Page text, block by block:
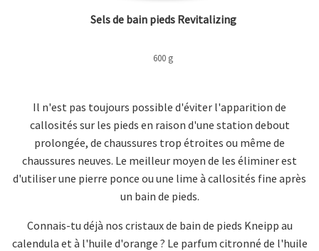
Sels de bain pieds Revitalizing
600 g
Il n'est pas toujours possible d'éviter l'apparition de
callosités sur les pieds en raison d'une station debout
prolongée, de chaussures trop étroites ou même de
chaussures neuves. Le meilleur moyen de les éliminer est
d'utiliser une pierre ponce ou une lime à callosités fine après
un bain de pieds.
Connais-tu déjà nos cristaux de bain de pieds Kneipp au
calendula et à l'huile d'orange ? Le parfum citronné de l'huile